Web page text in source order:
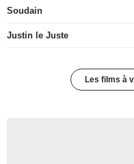
Soudain
Justin le Juste
Les films à